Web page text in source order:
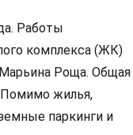
Работы
комплекса (ЖК)
Роща. Общая
Помимо жилья,
паркинги и